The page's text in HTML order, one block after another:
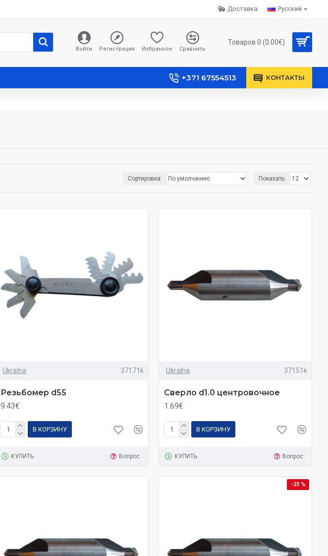
Русский
Доставка
Войти Регистрация Избранное Сравнить
Товаров 0 (0.00€)
+371 67554513 КОНТАКТЫ
Сортировка: Показать:
Ukraīna 37171k
Резьбомер d55
9.43€
В КОРЗИНУ
КУПИТЬ Вопрос
Ukraīna 37151k
Сверло d1.0 центровочное
1.69€
В КОРЗИНУ
КУПИТЬ Вопрос
-23 %